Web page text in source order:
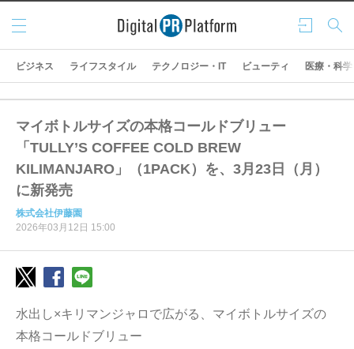
ログ
イン
検索
メニ
ュー
ビジネス ライフスタイル テクノロジー・IT ビューティ 医療・科学
マイボトルサイズの本格コールドブリュー
「TULLY’S COFFEE COLD BREW
KILIMANJARO」（1PACK）を、3月23日（月）
に新発売
株式会社伊藤園
2026年03月12日 15:00
水出し×キリマンジャロで広がる、マイボトルサイズの
本格コールドブリュー